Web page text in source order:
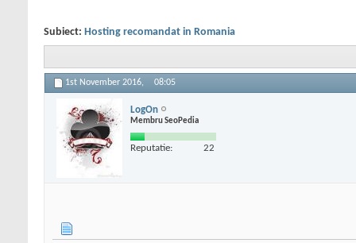
Subiect: Hosting recomandat in Romania
1st November 2016, 08:05
LogOn
Membru SeoPedia
Reputatie: 22